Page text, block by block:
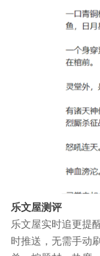
乐文屋测评
乐文屋实时追更提
时推送，无需手动